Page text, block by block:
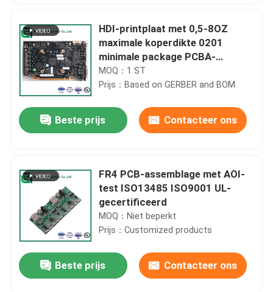
HDI-printplaat met 0,5-8OZ
maximale koperdikte 0201
minimale package PCBA-
fabrikant in China en Cambodja
MOQ：1 ST
Prijs：Based on GERBER and BOM
Beste prijs Contacteer ons
FR4 PCB-assemblage met AOI-
test ISO13485 ISO9001 UL-
gecertificeerd
MOQ：Niet beperkt
Prijs：Customized products
Beste prijs Contacteer ons